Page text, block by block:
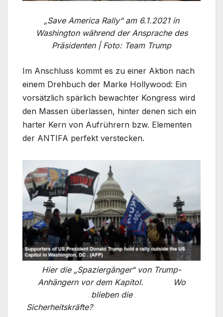
„Save America Rally“ am 6.1.2021 in
Washington während der Ansprache des
Präsidenten | Foto: Team Trump
Im Anschluss kommt es zu einer Aktion nach
einem Drehbuch der Marke Hollywood: Ein
vorsätzlich spärlich bewachter Kongress wird
den Massen überlassen, hinter denen sich ein
harter Kern von Aufrührern bzw. Elementen
der ANTIFA perfekt verstecken.
Hier die „Spaziergänger“ von Trump-
Anhängern vor dem Kapitol. Wo
blieben die
Sicherheitskräfte?